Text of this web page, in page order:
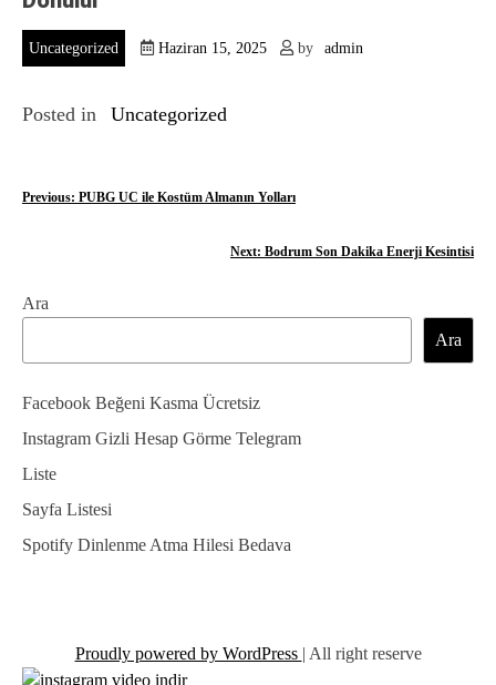
Uncategorized Haziran 15, 2025 by admin
Posted in Uncategorized
Y
ı
g
e
z
i
n
m
Previous: PUBG UC ile Kostüm Almanın Yolları
Next: Bodrum Son Dakika Enerji Kesintisi
Ara
Ara
Facebook Beğeni Kasma Ücretsiz
Instagram Gizli Hesap Görme Telegram
Liste
Sayfa Listesi
Spotify Dinlenme Atma Hilesi Bedava
Proudly powered by WordPress | All right reserve